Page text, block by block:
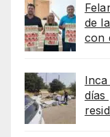
de
con
días